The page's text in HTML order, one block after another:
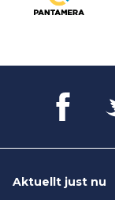
Aktuellt just nu